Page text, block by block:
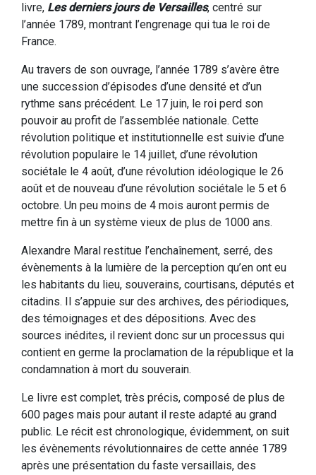
livre, Les derniers jours de Versailles, centré sur
l’année 1789, montrant l’engrenage qui tua le roi de
France.
Au travers de son ouvrage, l’année 1789 s’avère être
une succession d’épisodes d’une densité et d’un
rythme sans précédent. Le 17 juin, le roi perd son
pouvoir au profit de l’assemblée nationale. Cette
révolution politique et institutionnelle est suivie d’une
révolution populaire le 14 juillet, d’une révolution
sociétale le 4 août, d’une révolution idéologique le 26
août et de nouveau d’une révolution sociétale le 5 et 6
octobre. Un peu moins de 4 mois auront permis de
mettre fin à un système vieux de plus de 1000 ans.
Alexandre Maral restitue l’enchaînement, serré, des
évènements à la lumière de la perception qu’en ont eu
les habitants du lieu, souverains, courtisans, députés et
citadins. Il s’appuie sur des archives, des périodiques,
des témoignages et des dépositions. Avec des
sources inédites, il revient donc sur un processus qui
contient en germe la proclamation de la république et la
condamnation à mort du souverain.
Le livre est complet, très précis, composé de plus de
600 pages mais pour autant il reste adapté au grand
public. Le récit est chronologique, évidemment, on suit
les évènements révolutionnaires de cette année 1789
après une présentation du faste versaillais, des